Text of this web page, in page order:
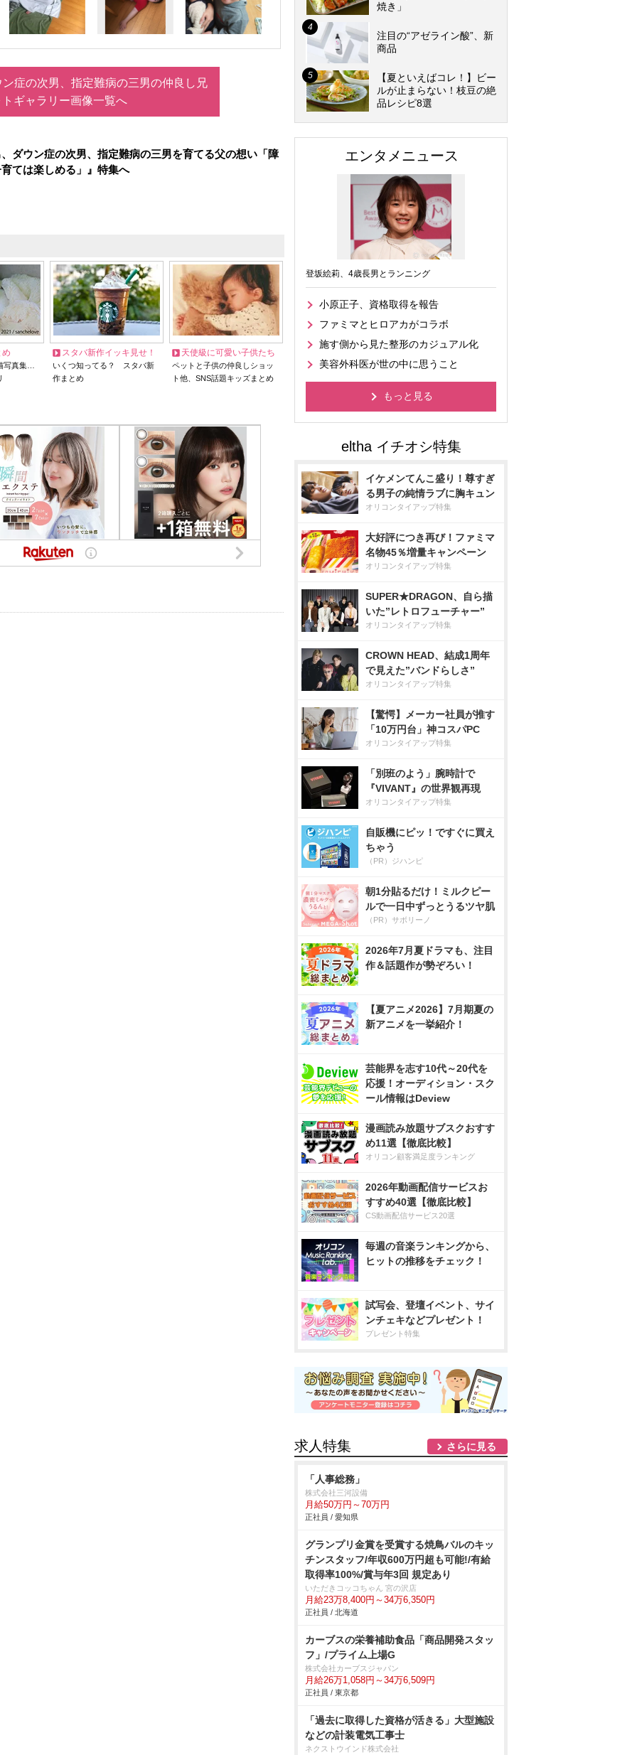
症の次男、指定難病の三男の仲良し兄
ギャラリー画像一覧へ
ダウン症の次男、指定難病の三男を育てる父の想い「障
ては楽しめる」』特集へ
め
写真集…
スタバ新作イッキ見せ！
いくつ知ってる？ スタバ新
作まとめ
天使級に可愛い子供たち
ペットと子供の仲良しショッ
ト他、SNS話題キッズまとめ
焼き」
注目の“アゼライン酸”、新
商品
【夏といえばコレ！】ビー
ルが止まらない！枝豆の絶
品レシピ8選
エンタメニュース
登坂絵莉、4歳長男とランニング
小原正子、資格取得を報告
ファミマとヒロアカがコラボ
施す側から見た整形のカジュアル化
美容外科医が世の中に思うこと
もっと見る
イケメンてんこ盛り！尊すぎ
る男子の純情ラブに胸キュン
オリコンタイアップ特集
大好評につき再び！ファミマ
名物45％増量キャンペーン
オリコンタイアップ特集
SUPER★DRAGON、自ら描
いた”レトロフューチャー”
オリコンタイアップ特集
CROWN HEAD、結成1周年
で見えた”バンドらしさ”
オリコンタイアップ特集
【驚愕】メーカー社員が推す
「10万円台」神コスパPC
オリコンタイアップ特集
「別班のよう」腕時計で
『VIVANT』の世界観再現
オリコンタイアップ特集
自販機にピッ！ですぐに買え
ちゃう
（PR）ジハンピ
朝1分貼るだけ！ミルクピー
ルで一日中ずっとうるツヤ肌
（PR）サボリーノ
2026年7月夏ドラマも、注目
作＆話題作が勢ぞろい！
【夏アニメ2026】7月期夏の
新アニメを一挙紹介！
芸能界を志す10代～20代を
応援！オーディション・スク
ール情報はDeview
漫画読み放題サブスクおすす
め11選【徹底比較】
オリコン顧客満足度ランキング
2026年動画配信サービスお
すすめ40選【徹底比較】
CS動画配信サービス20選
毎週の音楽ランキングから、
ヒットの推移をチェック！
試写会、登壇イベント、サイ
ンチェキなどプレゼント！
プレゼント特集
求人特集 さらに見る
「人事総務」
株式会社三河設備
月給50万円～70万円
正社員 / 愛知県
グランプリ金賞を受賞する焼鳥バルのキッ
チンスタッフ/年収600万円超も可能!/有給
取得率100%/賞与年3回 規定あり
いただきコッコちゃん 宮の沢店
月給23万8,400円～34万6,350円
正社員 / 北海道
カーブスの栄養補助食品「商品開発スタッ
フ」/プライム上場G
株式会社カーブスジャパン
月給26万1,058円～34万6,509円
正社員 / 東京都
「過去に取得した資格が活きる」大型施設
などの計装電気工事士
ネクストウインド株式会社